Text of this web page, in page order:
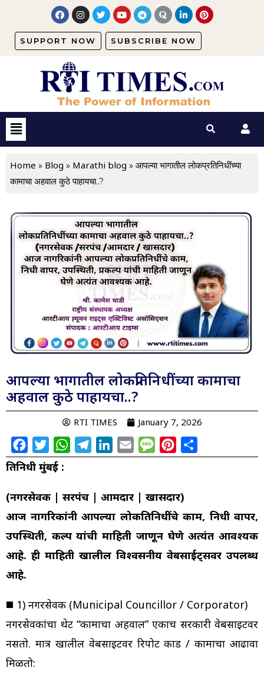
SUPPORT NOW SUBSCRIBE NOW
Home » Blog » Marathi blog » आपल्या भागातील लोकप्रतिनिधींच्या
कामाचा अहवाल कुठे पाहायचा..?
आपल्या भागातील लोकप्रतिनिधींच्या कामाचा
अहवाल कुठे पाहायचा..?
RTI TIMES January 7, 2026
FacebookTwitterWhatsAppTelegramLinkedIn
Email MessagePinterest
प्रतिनिधी मुंबई :
(नगरसेवक | सरपंच | आमदार | खासदार)
आज नागरिकांनी आपल्या लोकप्रतिनिधींचे काम, निधी वापर,
उपस्थिती, प्रकल्प यांची माहिती जाणून घेणे अत्यंत आवश्यक
आहे. ही माहिती खालील विश्वसनीय वेबसाईट्सवर उपलब्ध
आहे.
◼️ 1) नगरसेवक (Municipal Councillor / Corporator)
नगरसेवकांचा थेट “कामाचा अहवाल” एकाच सरकारी वेबसाईटवर
नसतो. मात्र खालील वेबसाईटवर रिपोर्ट कार्ड / कामाचा आढावा
मिळतो: